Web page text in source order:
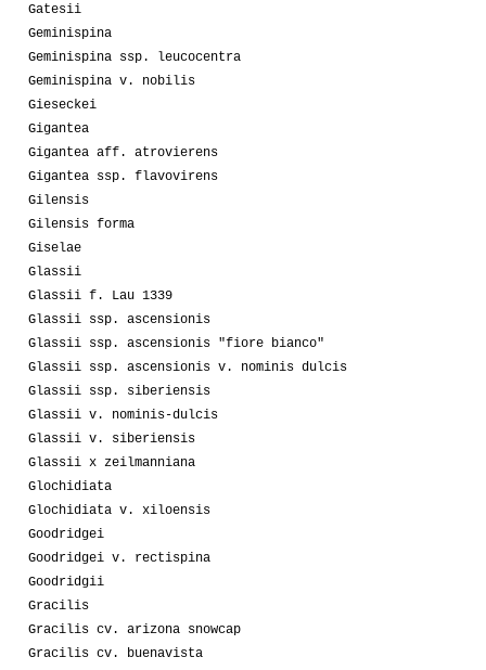
Gatesii
Geminispina
Geminispina ssp. leucocentra
Geminispina v. nobilis
Gieseckei
Gigantea
Gigantea aff. atrovierens
Gigantea ssp. flavovirens
Gilensis
Gilensis forma
Giselae
Glassii
Glassii f. Lau 1339
Glassii ssp. ascensionis
Glassii ssp. ascensionis "fiore bianco"
Glassii ssp. ascensionis v. nominis dulcis
Glassii ssp. siberiensis
Glassii v. nominis-dulcis
Glassii v. siberiensis
Glassii x zeilmanniana
Glochidiata
Glochidiata v. xiloensis
Goodridgei
Goodridgei v. rectispina
Goodridgii
Gracilis
Gracilis cv. arizona snowcap
Gracilis cv. buenavista